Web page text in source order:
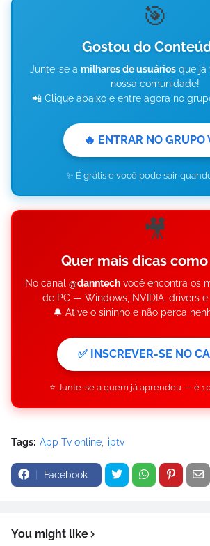
🎯
Gostou do
Junte-se a milhares de usuários que já
nossa comunidade!
📲 Clique abaixo e entre agora no
🔥 ENTRAR NO GRUPO
✨ É grátis e você pode sair
🎥
Quer mais dicas como
No canal @danntechvocê encontra os
de PC — Windows, NVIDIA, drivers
🔔 Ative o sininho e não perca
✅ INSCREVER-SE NO
⭐ Junte-se a quem já aprendeu — é
Tags: App Tv online iptv
Facebook
You might like